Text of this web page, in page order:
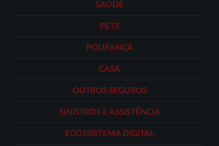
SAÚDE
PETS
POUPANÇA
CASA
OUTROS SEGUROS
SINISTROS E ASSISTÊNCIA
ECOSSISTEMA DIGITAL